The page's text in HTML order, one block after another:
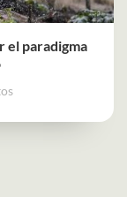
el paradigma